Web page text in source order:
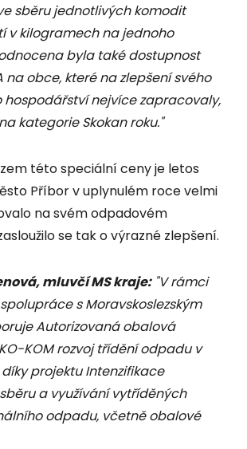
sběru jednotlivých komodit
v kilogramech na jednoho
byla také dostupnost
na obce, které na zlepšení svého
nejvíce zapracovaly,
kategorie Skokan roku."
této speciální ceny je letos
Příbor v uplynulém roce velmi
na svém odpadovém
se tak o výrazné zlepšení.
mluvčí MS kraje:"V rámci
s Moravskoslezským
Autorizovaná obalová
KOM rozvoj třídění odpadu v
projektu Intenzifikace
a využívání vytříděných
odpadu, včetně obalové